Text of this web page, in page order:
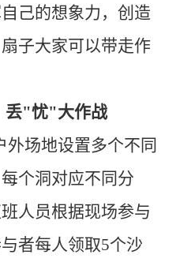
己的想象力，创造
子大家可以带走作
丢"忧"大作战
外场地设置多个不同
个洞对应不同分
人员根据现场参与
者每人领取5个沙